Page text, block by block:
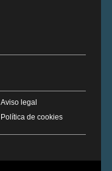
Aviso legal
Política de cookies